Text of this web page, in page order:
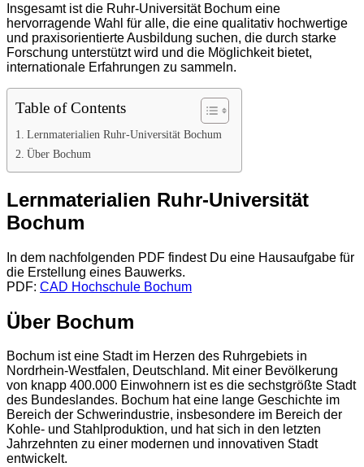
Insgesamt ist die Ruhr-Universität Bochum eine
hervorragende Wahl für alle, die eine qualitativ hochwertige
und praxisorientierte Ausbildung suchen, die durch starke
Forschung unterstützt wird und die Möglichkeit bietet,
internationale Erfahrungen zu sammeln.
Table of Contents
Lernmaterialien Ruhr-Universität Bochum
Über Bochum
Lernmaterialien Ruhr-Universität
Bochum
In dem nachfolgenden PDF findest Du eine Hausaufgabe für
die Erstellung eines Bauwerks.
PDF: CAD Hochschule Bochum
Über Bochum
Bochum ist eine Stadt im Herzen des Ruhrgebiets in
Nordrhein-Westfalen, Deutschland. Mit einer Bevölkerung
von knapp 400.000 Einwohnern ist es die sechstgrößte Stadt
des Bundeslandes. Bochum hat eine lange Geschichte im
Bereich der Schwerindustrie, insbesondere im Bereich der
Kohle- und Stahlproduktion, und hat sich in den letzten
Jahrzehnten zu einer modernen und innovativen Stadt
entwickelt.